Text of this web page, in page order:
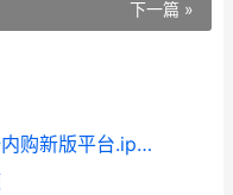
下一篇 »
破解版游戏大 破解版游戏大全内购新版平台.ip俱乐部.cc